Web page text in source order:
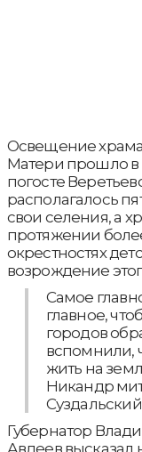
Освещение
Матери прошло
погосте
располагалось
свои селения, а
протяжении
окрестностях
возрождение
Самое
главное,
городов
вспомнили,
жить на
Никандр
Губернатор
Авдеев высказал